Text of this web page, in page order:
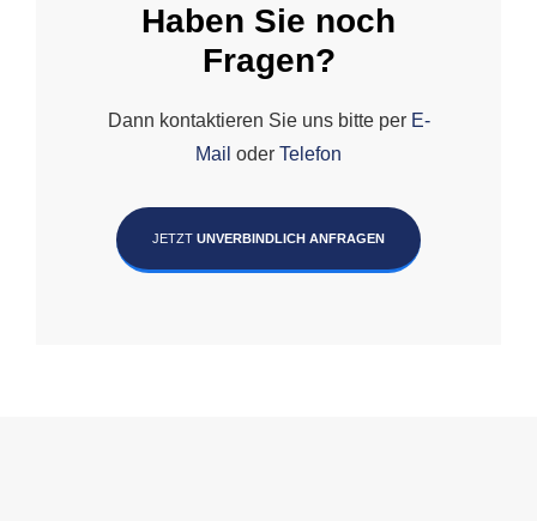
Haben Sie noch
Fragen?
Dann kontaktieren Sie uns bitte per E-
Mail oder Telefon
JETZT UNVERBINDLICH ANFRAGEN